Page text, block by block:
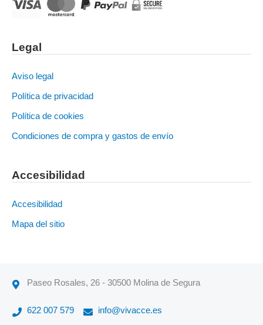
Legal
Aviso legal
Política de privacidad
Política de cookies
Condiciones de compra y gastos de envío
Accesibilidad
Accesibilidad
Mapa del sitio
Paseo Rosales, 26 - 30500 Molina de Segura
622 007 579 info@vivacce.es